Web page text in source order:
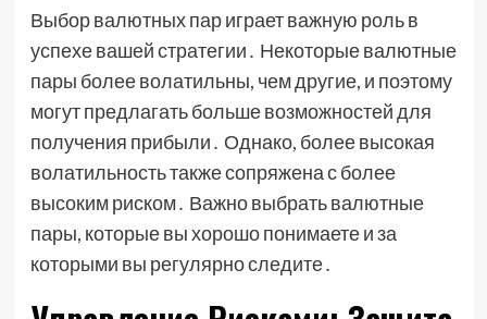
Выбор валютных пар играет важную роль в
успехе вашей стратегии․ Некоторые валютные
пары более волатильны, чем другие, и поэтому
могут предлагать больше возможностей для
получения прибыли․ Однако, более высокая
волатильность также сопряжена с более
высоким риском․ Важно выбрать валютные
пары, которые вы хорошо понимаете и за
которыми вы регулярно следите․